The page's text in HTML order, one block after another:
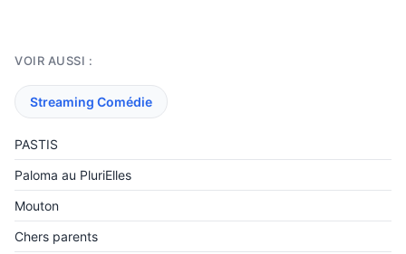
VOIR AUSSI :
Streaming Comédie
PASTIS
Paloma au PluriElles
Mouton
Chers parents